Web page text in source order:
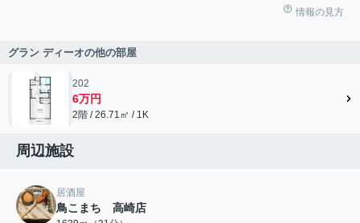
情報の見方
グラン ディーオの他の部屋
202
6万円
2階 / 26.71㎡ / 1K
周辺施設
居酒屋
鳥こまち 高崎店